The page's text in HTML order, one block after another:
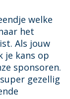
welke
het
Als jouw
je kans op
sponsoren.
gezellig